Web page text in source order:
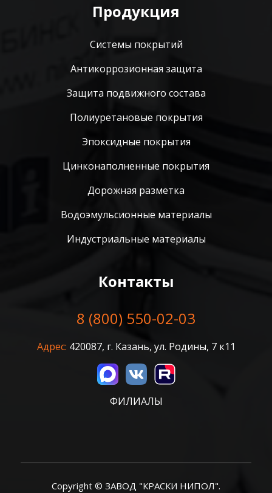
Продукция
Системы покрытий
Антикоррозионная защита
Защита подвижного состава
Полиуретановые покрытия
Эпоксидные покрытия
Цинконаполненные покрытия
Дорожная разметка
Водоэмульсионные материалы
Индустриальные материалы
Контакты
8 (800) 550-02-03
Адрес: 420087, г. Казань, ул. Родины, 7 к11
ФИЛИАЛЫ
Copyright © ЗАВОД "КРАСКИ НИПОЛ".